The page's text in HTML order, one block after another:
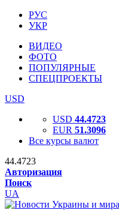
РУС
УКР
ВИДЕО
ФОТО
ПОПУЛЯРНЫЕ
СПЕЦПРОЕКТЫ
USD
USD 44.4723
EUR 51.3096
Все курсы валют
44.4723
Авторизация
Поиск
UA